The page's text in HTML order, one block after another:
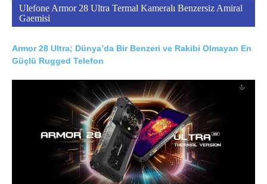
Ulefone Armor 28 Ultra Termal Kameralı Benzersiz Amiral
Gaemisi
Armor 28 Ultra; Dünya’da Bir Benzeri ve Rakibi Olmayan En
Güçlü Rugged Telefon